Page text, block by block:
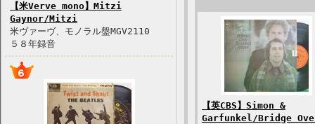
【米Verve mono】Mitzi
Gaynor/Mitzi
米ヴァーヴ、モノラル盤MGV2110
５８年録音
【英CBS】Simon &
Garfunkel/Bridge